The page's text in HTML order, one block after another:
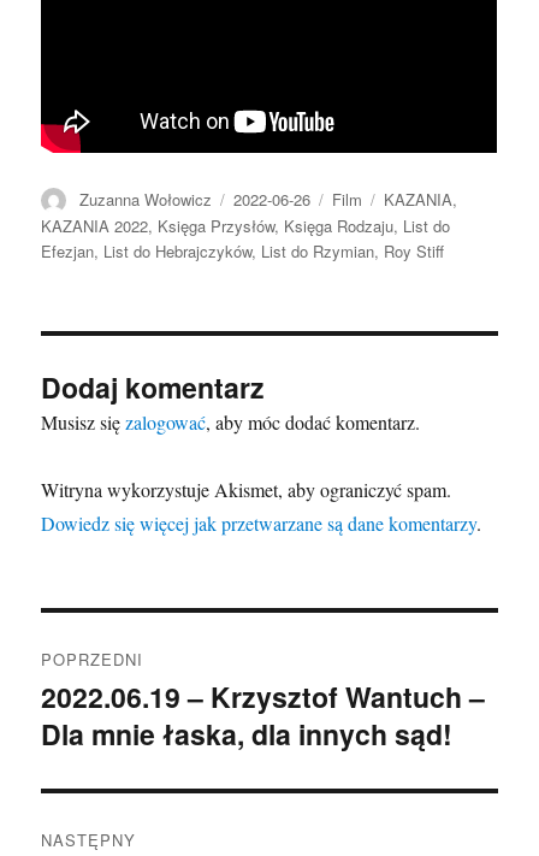
Autor
Zuzanna Wołowicz
Data
publikacji
2022-06-26 Format
Film Kategorie
KAZANIA,
KAZANIA 2022, Księga Przysłów, Księga Rodzaju, List do
Efezjan, List do Hebrajczyków, List do Rzymian, Roy Stiff
Dodaj komentarz
Musisz sięzalogować, aby móc dodać komentarz.
Witryna wykorzystuje Akismet, aby ograniczyć spam.
Dowiedz się więcej jak przetwarzane są dane komentarzy.
wpisu
POPRZEDNI
Poprzedni
wpis:
2022.06.19 – Krzysztof Wantuch –
Dla mnie łaska, dla innych sąd!
NASTĘPNY